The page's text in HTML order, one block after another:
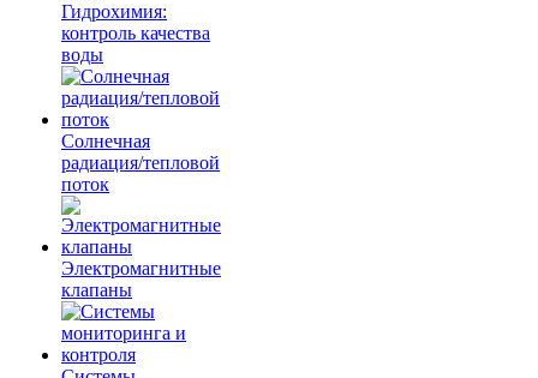
Гидрохимия:
контроль качества
воды
Солнечная
радиация/тепловой
поток
Электромагнитные
клапаны